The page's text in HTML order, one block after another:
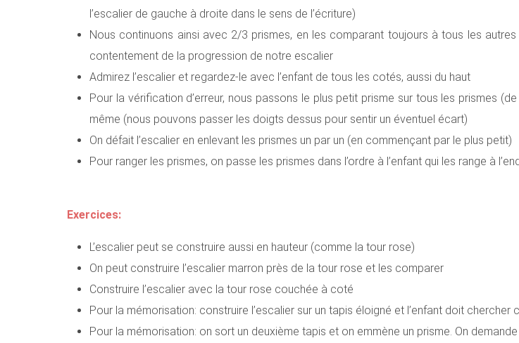
l’escalier de gauche à droite dans le sens de l’écriture)
Nous continuons ainsi avec 2/3 prismes, en les comparant toujours à tous les
contentement de la progression de notre escalier
Admirez l’escalier et regardez-le avec l’enfant de tous les cotés, aussi du haut
Pour la vérification d’erreur, nous passons le plus petit prisme sur tous les prismes
même (nous pouvons passer les doigts dessus pour sentir un éventuel écart)
On défait l’escalier en enlevant les prismes un par un (en commençant par le plus petit)
Pour ranger les prismes, on passe les prismes dans l’ordre à l’enfant qui les range à
Exercices:
L’escalier peut se construire aussi en hauteur (comme la tour rose)
On peut construire l’escalier marron près de la tour rose et les comparer
Construire l’escalier avec la tour rose couchée à coté
Pour la mémorisation: construire l’escalier sur un tapis éloigné et l’enfant doit chercher
Pour la mémorisation: on sort un deuxième tapis et on emmène un prisme. On